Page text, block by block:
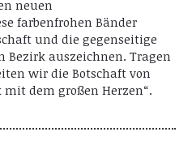
neuen
farbenfrohen Bänder
und die gegenseitige
Bezirk auszeichnen. Tragen
wir die Botschaft von
dem großen Herzen“.